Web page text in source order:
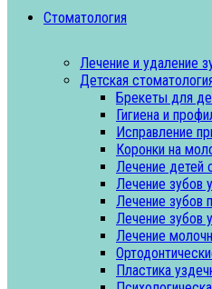
Стоматология
Лечение и удаление
Детская
Брекеты для
Гигиена и
Исправление
Коронки на
Лечение детей
Лечение зубов
Лечение зубов
Лечение зубов
Лечение
Пластика